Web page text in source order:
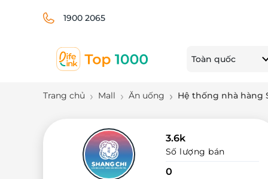
1900 2065
Toàn quốc
Trang chủ Mall Ăn uống Hệ thống nhà hàng
3.6k
Số lượng bán
0